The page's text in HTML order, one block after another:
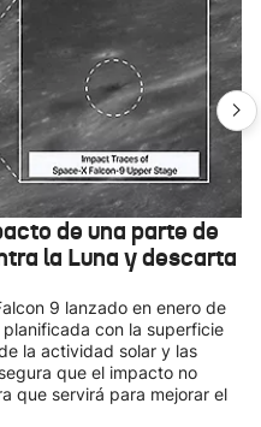
de una parte de
la Luna y descarta
9 lanzado en enero de
con la superficie
la actividad solar y las
que el impacto no
que servirá para mejorar el